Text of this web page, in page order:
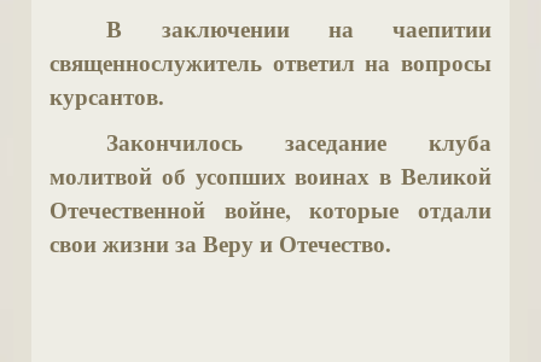
В заключении на чаепитии
священнослужитель ответил на вопросы
курсантов.
Закончилось заседание клуба
молитвой об усопших воинах в Великой
Отечественной войне, которые отдали
свои жизни за Веру и Отечество.
преподобного
Симеона
Столпника,
которую
возглавил
глава